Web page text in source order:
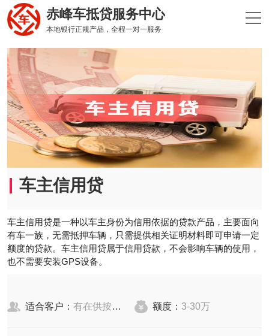
赤峰车抵贷服务中心
本地银行正规产品，全程一对一服务
车主信用贷
车主信用贷‌是一种以车主身份为信用依据的贷款产品，主要面向
有车一族，无需抵押车辆，只需提供相关证明材料即可申请一定
额度的贷款。车主信用贷属于信用贷款，不会影响车辆的使用，
也不需要安装GPS设备‌。
适合客户： 有在供按揭车的车主 额度： 3-30万